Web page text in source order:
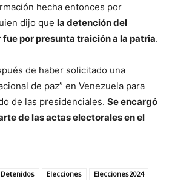
hecha entonces por
dijo que la detención del
por presunta traición a la patria.
de haber solicitado una
de paz” en Venezuela para
de las presidenciales. Se encargó
de las actas electorales en el
Detenidos Elecciones
Elecciones2024